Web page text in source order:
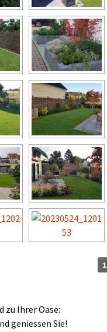
1
zu Ihrer Oase:
geniessen Sie!